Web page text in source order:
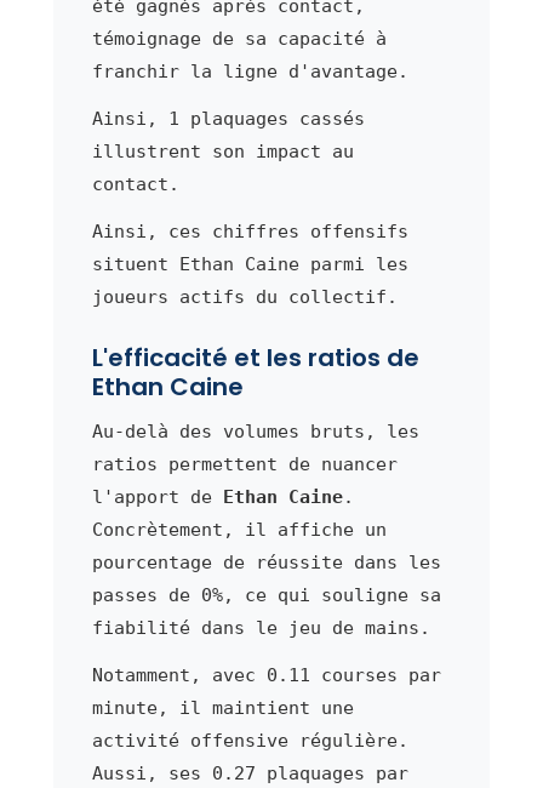
été gagnés après contact,
témoignage de sa capacité à
franchir la ligne d'avantage.
Ainsi, 1 plaquages cassés
illustrent son impact au
contact.
Ainsi, ces chiffres offensifs
situent Ethan Caine parmi les
joueurs actifs du collectif.
L'efficacité et les ratios de
Ethan Caine
Au-delà des volumes bruts, les
ratios permettent de nuancer
l'apport de Ethan Caine.
Concrètement, il affiche un
pourcentage de réussite dans les
passes de 0%, ce qui souligne sa
fiabilité dans le jeu de mains.
Notamment, avec 0.11 courses par
minute, il maintient une
activité offensive régulière.
Aussi, ses 0.27 plaquages par